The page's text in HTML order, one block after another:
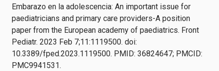
Embarazo en la adolescencia: An important issue for
paediatricians and primary care providers-A position
paper from the European academy of paediatrics. Front
Pediatr. 2023 Feb 7;11:1119500. doi:
10.3389/fped.2023.1119500. PMID: 36824647; PMCID:
PMC9941531.